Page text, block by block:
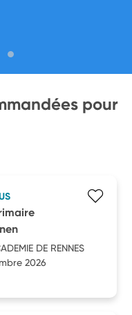
pour
DE RENNES
2026